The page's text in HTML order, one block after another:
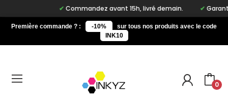
Commandez avant 15h, livré demain.
Première commande ? : -10%
sur tous nos produits avec le code
INK10
0